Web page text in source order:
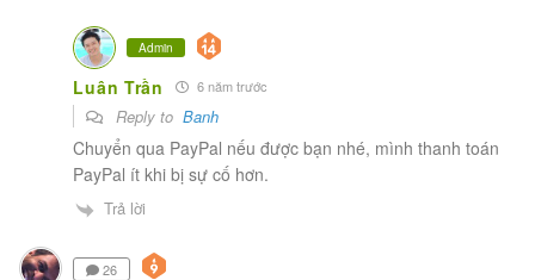
Admin
Luân Trần 6 năm trước
Reply toBanh
Chuyển qua PayPal nếu được bạn nhé, mình thanh toán
PayPal ít khi bị sự cố hơn.
Trả lời
26